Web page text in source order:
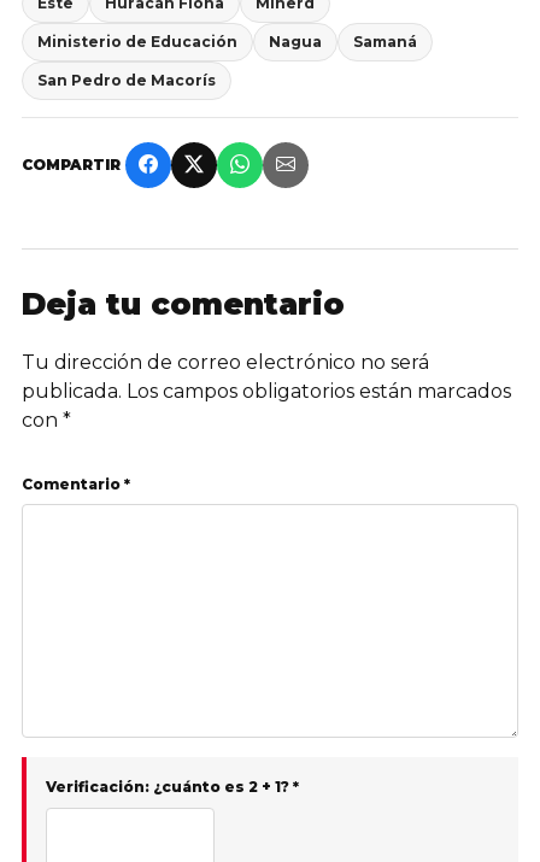
Ministerio de Educación Nagua Samaná
San Pedro de Macorís
COMPARTIR
Deja tu comentario
Tu dirección de correo electrónico no será
publicada. Los campos obligatorios están marcados
con *
Comentario *
Verificación: ¿cuánto es 2 + 1? *